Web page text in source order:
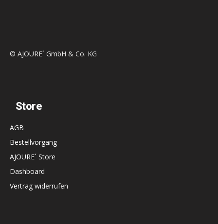
© AJOURE´ GmbH & Co. KG
Store
AGB
Bestellvorgang
AJOURE´ Store
Dashboard
Vertrag widerrufen